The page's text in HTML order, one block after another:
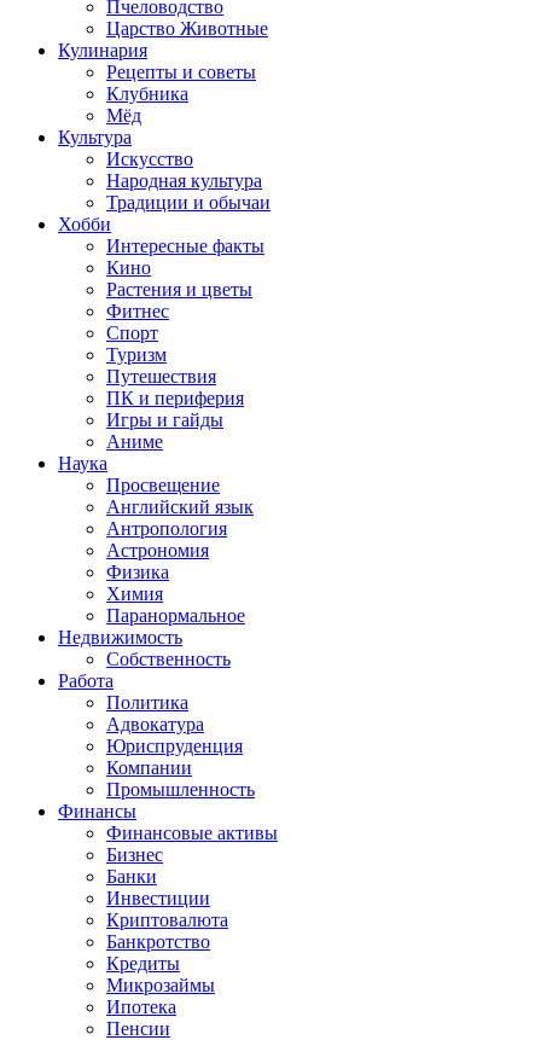
Пчеловодство
Царство Животные
Кулинария
Рецепты и советы
Клубника
Мёд
Культура
Искусство
Народная культура
Традиции и обычаи
Хобби
Интересные факты
Кино
Растения и цветы
Фитнес
Спорт
Туризм
Путешествия
ПК и периферия
Игры и гайды
Аниме
Наука
Просвещение
Английский язык
Антропология
Астрономия
Физика
Химия
Паранормальное
Недвижимость
Собственность
Работа
Политика
Адвокатура
Юриспруденция
Компании
Промышленность
Финансы
Финансовые активы
Бизнес
Банки
Инвестиции
Криптовалюта
Банкротство
Кредиты
Микрозаймы
Ипотека
Пенсии